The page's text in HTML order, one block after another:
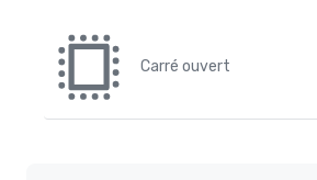
Carré ouvert